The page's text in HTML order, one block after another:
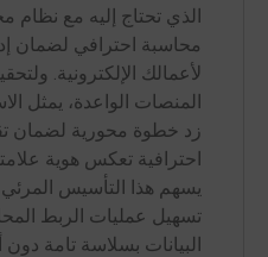
الذي تحتاج إليه مع نظام
محاسبة احترافي لضمان
لأعمالك الإلكترونية.
المنصات الواعدة، يمثل
زد خطوة محورية لضمان
احترافية تعكس هوية
يسهم هذا التأسيس
تسهيل عمليات الربط
البيانات بسلاسة تامة